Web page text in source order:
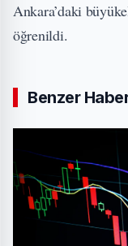
Ankara’daki
öğrenildi.
Benzer